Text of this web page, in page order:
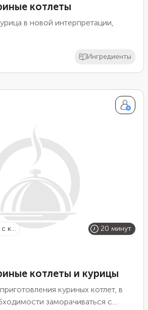
котлеты
в новой интерпретации,
Ингредиенты
к... 20 минут
котлеты и курицы
куриных котлет, в
заморачиваться с